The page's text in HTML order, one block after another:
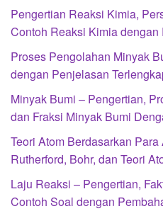
Pengertian Reaksi Kimia,
Contoh Reaksi Kimia
Proses Pengolahan Minyak
dengan Penjelasan
Minyak Bumi – Pengertian,
dan Fraksi Minyak Bumi
Teori Atom Berdasarkan
Rutherford, Bohr, dan Teori
Laju Reaksi – Pengertian,
Contoh Soal dengan